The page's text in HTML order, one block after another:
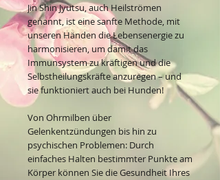
Jin Shin Jyutsu, auch Heilströmen
genannt, ist eine sanfte Methode, mit
unseren Händen die Lebensenergie zu
harmonisieren, um damit das
Immunsystem zu kräftigen und die
Selbstheilungskräfte anzuregen – und
sie funktioniert auch bei Hunden!
Von Ohrmilben über
Gelenkentzündungen bis hin zu
psychischen Problemen: Durch
einfaches Halten bestimmter Punkte am
Körper können Sie die Gesundheit Ihres